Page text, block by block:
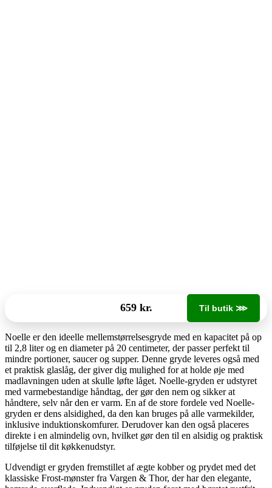
659 kr. Til butik ⋙
Noelle er den ideelle mellemstørrelsesgryde med en kapacitet på op
til 2,8 liter og en diameter på 20 centimeter, der passer perfekt til
mindre portioner, saucer og supper. Denne gryde leveres også med
et praktisk glaslåg, der giver dig mulighed for at holde øje med
madlavningen uden at skulle løfte låget. Noelle-gryden er udstyret
med varmebestandige håndtag, der gør den nem og sikker at
håndtere, selv når den er varm. En af de store fordele ved Noelle-
gryden er dens alsidighed, da den kan bruges på alle varmekilder,
inklusive induktionskomfurer. Derudover kan den også placeres
direkte i en almindelig ovn, hvilket gør den til en alsidig og praktisk
tilføjelse til dit køkkenudstyr.
Udvendigt er gryden fremstillet af ægte kobber og prydet med det
klassiske Frost-mønster fra Vargen & Thor, der har den elegante,